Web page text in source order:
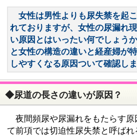
女性は男性よりも尿失禁を起
れておりますが、女性の尿漏れ
い原因とはいったい何でしょう
と女性の構造の違いと経産婦が
しやすくなる原因ついて確認しま
◆尿道の長さの違いが原因？
夜間頻尿や尿漏れをもたらす原
て前項では切迫性尿失禁と呼ばれ